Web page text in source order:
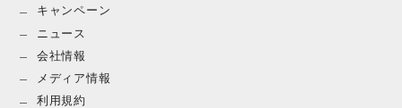
キャンペーン
ニュース
会社情報
メディア情報
利用規約